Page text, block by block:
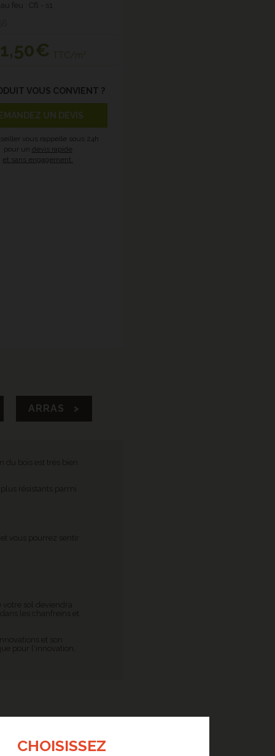
feu : Cfl - s1
,50€ TTC/m²
VOUS CONVIENT ?
UN DEVIS
vous rappelle sous 24h
pour un devis rapide
et sans engagement.
ARRAS >
bois est très bien
résistants parmi
vous pourrez sentir
sol deviendra
les chanfreins et
et son
pour l'innovation,
CHOISISSEZ